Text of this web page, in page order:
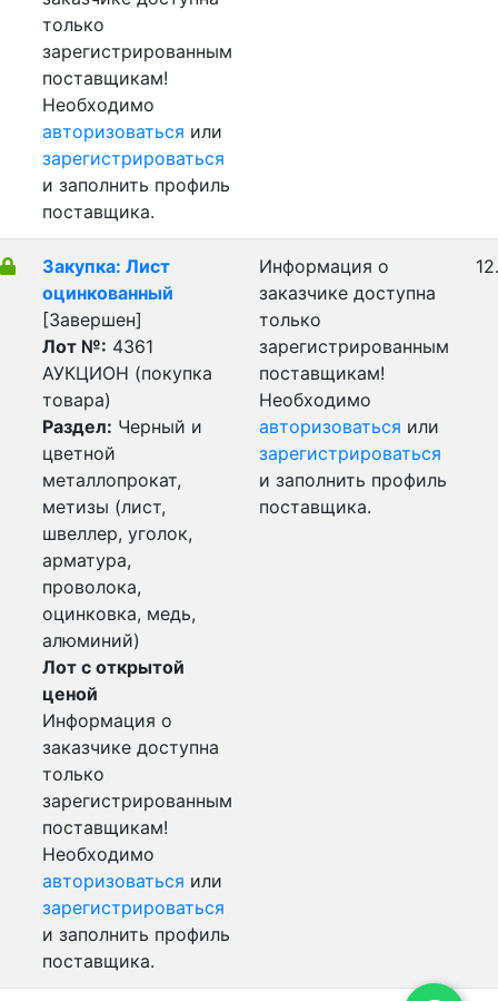
только
зарегистрированным
поставщикам!
Необходимо
авторизоваться или
зарегистрироваться
и заполнить профиль
поставщика.
Закупка: Лист
оцинкованный
[Завершен]
Лот №: 4361
АУКЦИОН (покупка
товара)
Раздел: Черный и
цветной
металлопрокат,
метизы (лист,
швеллер, уголок,
арматура,
проволока,
оцинковка, медь,
алюминий)
Лот с открытой
ценой
Информация о
заказчике доступна
только
зарегистрированным
поставщикам!
Необходимо
авторизоваться или
зарегистрироваться
и заполнить профиль
поставщика.
Информация о
заказчике доступна
только
зарегистрированным
поставщикам!
Необходимо
авторизоваться или
зарегистрироваться
и заполнить профиль
поставщика.